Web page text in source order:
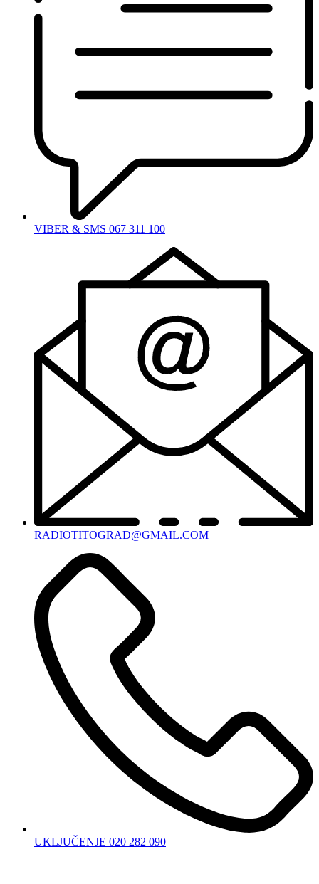
VIBER & SMS 067 311 100
RADIOTITOGRAD@GMAIL.COM
UKLJUČENJE 020 282 090